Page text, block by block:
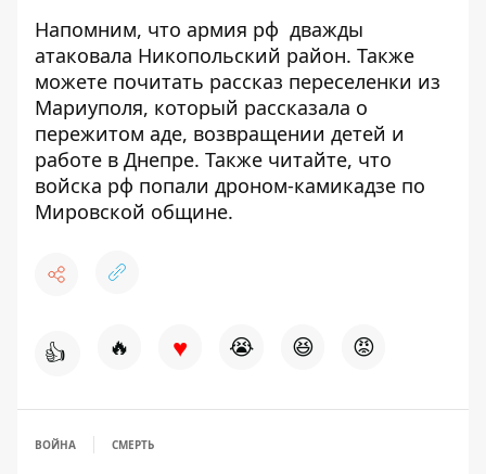
Напомним, что армия рф дважды
атаковала Никопольский район. Также
можете почитать рассказ переселенки из
Мариуполя, который рассказала о
пережитом аде, возвращении детей и
работе в Днепре. Также читайте, что
войска рф попали дроном-камикадзе по
Мировской общине.
👍 🔥 ♥ 😭 😆 😡
ВОЙНА СМЕРТЬ